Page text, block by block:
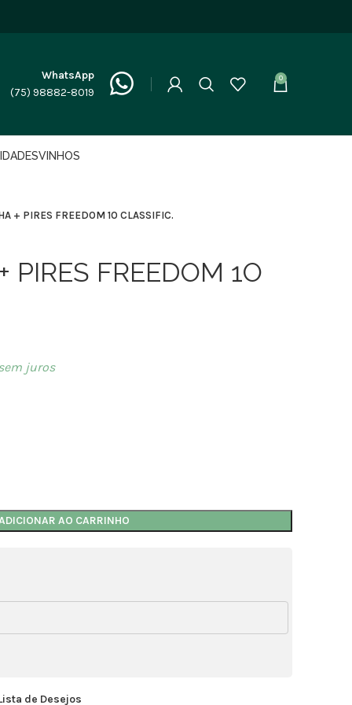
WhatsApp
(75) 98882-8019
0
VINHOS
+ PIRES FREEDOM 1O CLASSIFIC.
PIRES FREEDOM 1O
juros
AO CARRINHO
de Desejos